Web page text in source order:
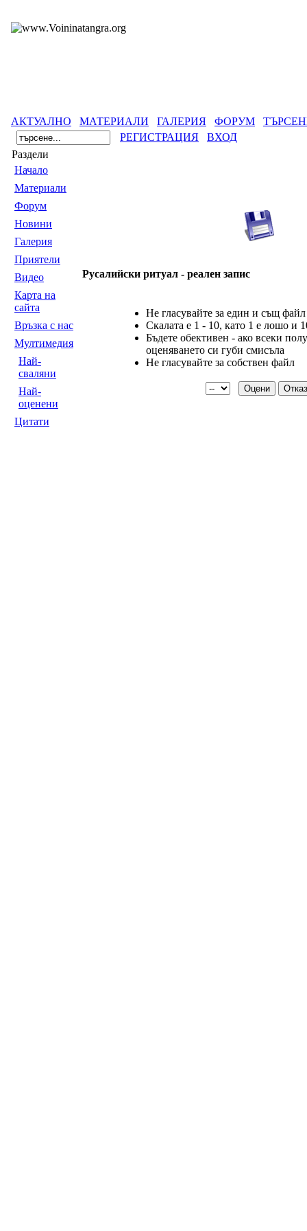
АКТУАЛНО МАТЕРИАЛИ ГАЛЕРИЯ ФОРУМ
РЕГИСТРАЦИЯ
ВХОД
Раздели
Началo
Материали
Форум
Новини
Галерия
Приятели
Видео
Карта на
сайта
Връзка с нас
Мултимедия
Най-
сваляни
Най-
оценени
Цитати
Русалийски ритуал - реален запис
Не гласувайте за един и същ
Скалата е 1 - 10, като 1 е лошо и
Бъдете обективен - ако всеки
оценяването си губи смисъла
Не гласувайте за собствен файл